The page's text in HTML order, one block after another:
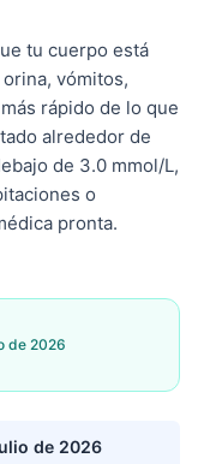
tu cuerpo está
vómitos,
rápido de lo que
alrededor de
de 3.0 mmol/L,
o
pronta.
de 2026
de 2026